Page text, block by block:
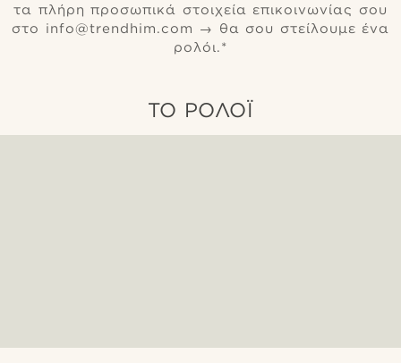
τα πλήρη προσωπικά στοιχεία επικοινωνίας σου
στο info@trendhim.com → θα σου στείλουμε ένα
ρολόι.*
ΤΟ ΡΟΛΌΙ